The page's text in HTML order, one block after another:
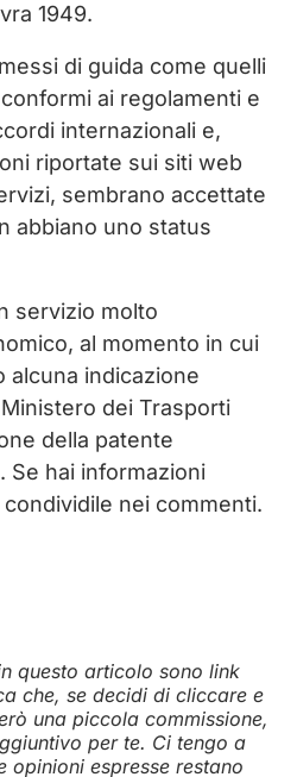
1949.
di guida come quelli
ai regolamenti e
internazionali e,
riportate sui siti web
sembrano accettate
abbiano uno status
servizio molto
al momento in cui
alcuna indicazione
dei Trasporti
della patente
Se hai informazioni
nei commenti.
questo articolo sono link
che, se decidi di cliccare e
una piccola commissione,
per te. Ci tengo a
opinioni espresse restano